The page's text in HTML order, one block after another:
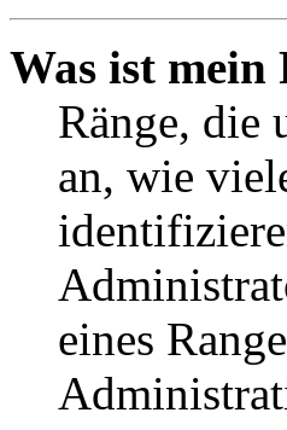
Was ist
Ränge, die
an, wie
eines